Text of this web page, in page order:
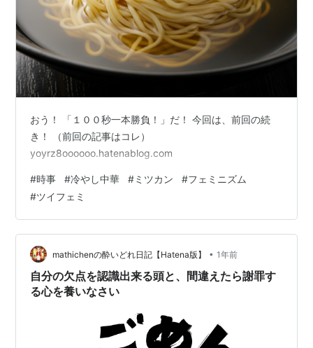
おう！ 「１００秒一本勝負！」だ！ 今回は、前回の続
き！ （前回の記事はコレ）
yoyrz8oooooo.hatenablog.com
#時事 #冷やし中華 #ミツカン #フェミニズム
#ツイフェミ
mathichenの酔いどれ日記【Hatena版】 • 1年前
自分の欠点を認識出来る頭と、間違えたら謝罪す
る心を養いなさい